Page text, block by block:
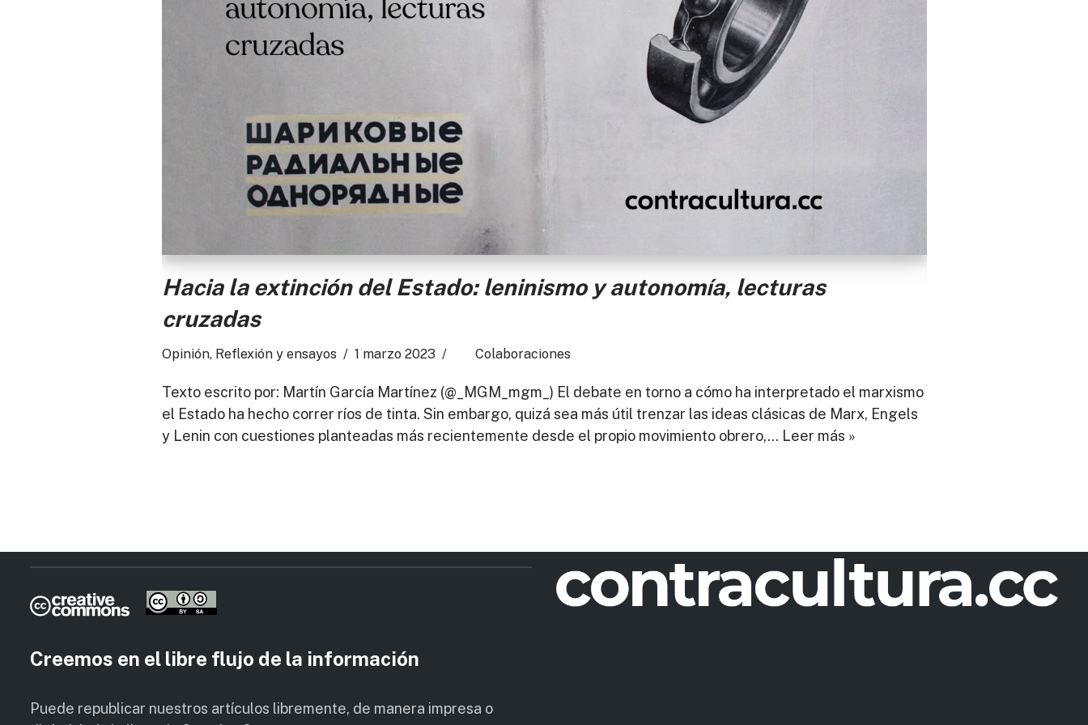
Hacia la extinción del Estado: leninismo y autonomía, lecturas
cruzadas
Opinión, Reflexión y ensayos 1 marzo 2023 Colaboraciones
Texto escrito por: Martín García Martínez (@_MGM_mgm_) El debate en torno a cómo ha interpretado el marxismo
el Estado ha hecho correr ríos de tinta. Sin embargo, quizá sea más útil trenzar las ideas clásicas de Marx, Engels
y Lenin con cuestiones planteadas más recientemente desde el propio movimiento obrero,… Leer más »
Creemos en el libre flujo de la información
Puede republicar nuestros artículos libremente, de manera impresa o